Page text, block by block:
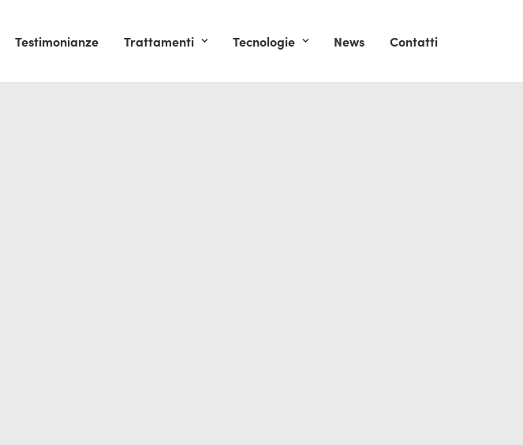
Testimonianze Trattamenti Tecnologie News Contatti